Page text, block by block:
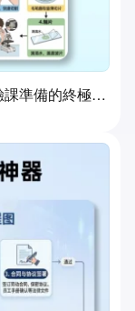
PicDoc：一鍵生成實驗流程圖——實驗課準備的終極工具